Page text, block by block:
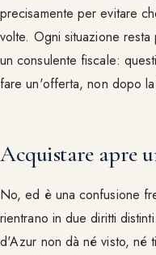
precisamente per evitare
volte. Ogni situazione resta
un consulente fiscale:
fare un'offerta, non dopo
Acquistare apre
No, ed è una confusione
rientrano in due diritti
d'Azur non dà né visto, né